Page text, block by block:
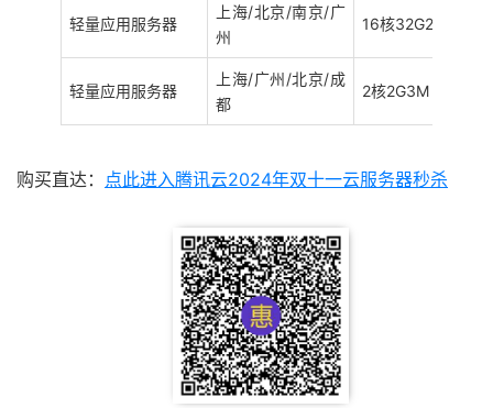
轻量应用服务器
上海/北京/南京/广
州
16核32G28M
轻量应用服务器
上海/广州/北京/成
都
2核2G3M
购买直达： 点此进入腾讯云2024年双十一云服务器秒杀